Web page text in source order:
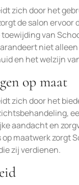
zich door het
de salon
van
niet
en het welzijn
op maat
zich door het
aandacht en
maatwerk zorgt
zij verdienen.